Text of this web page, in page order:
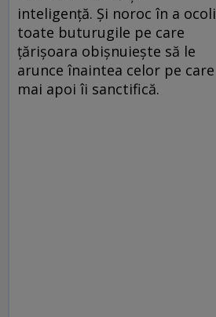
inteligenţă. Şi noroc în a ocoli
toate buturugile pe care
ţărişoara obişnuieşte să le
arunce înaintea celor pe care
mai apoi îi sanctifică.